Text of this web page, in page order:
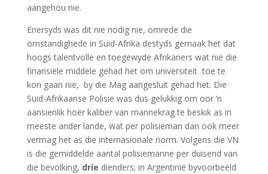
aangehou nie.
Enersyds was dit nie nodig nie, omrede die
omstandighede in Suid-Afrika destyds gemaak het dat
hoogs talentvolle en toegewyde Afrikaners wat nie die
finansiële middele gehad het om universiteit toe te
kon gaan nie, by die Mag aangesluit gehad het. Die
Suid-Afrikaanse Polisie was dus gelukkig om oor ‘n
aansienlik hoër kaliber van mannekrag te beskik as in
meeste ander lande, wat per polisieman dan ook meer
vermag het as die internasionale norm. Volgens die VN
is die gemiddelde aantal polisiemanne per duisend van
die bevolking, drie dienders; in Argentinië byvoorbeeld